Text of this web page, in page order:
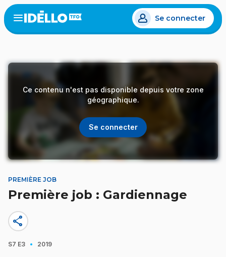
Aller
au
contenu
Open
menu
Se connecter
Ce contenu n'est pas disponible depuis votre zone
géographique.
Se connecter
PREMIÈRE JOB
Première job : Gardiennage
share
S7 E3 · 2019